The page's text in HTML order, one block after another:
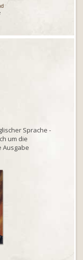
Sprache -
um die